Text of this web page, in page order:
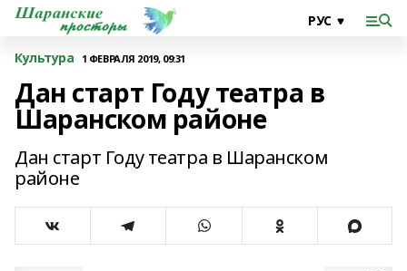
Культура 1 ФЕВРАЛЯ 2019, 09:31
Дан старт Году театра в
Шаранском районе
Дан старт Году театра в Шаранском
районе